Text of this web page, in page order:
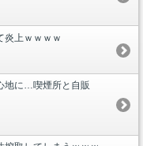
炎上ｗｗｗｗ
地に…喫煙所と自販